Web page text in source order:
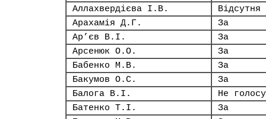
Аллахвердієва І.В.
Відсутня
Арахамія Д.Г.
За
Ар’єв В.І.
За
Арсенюк О.О.
За
Бабенко М.В.
За
Бакумов О.С.
За
Балога В.І.
Не
Батенко Т.І.
За